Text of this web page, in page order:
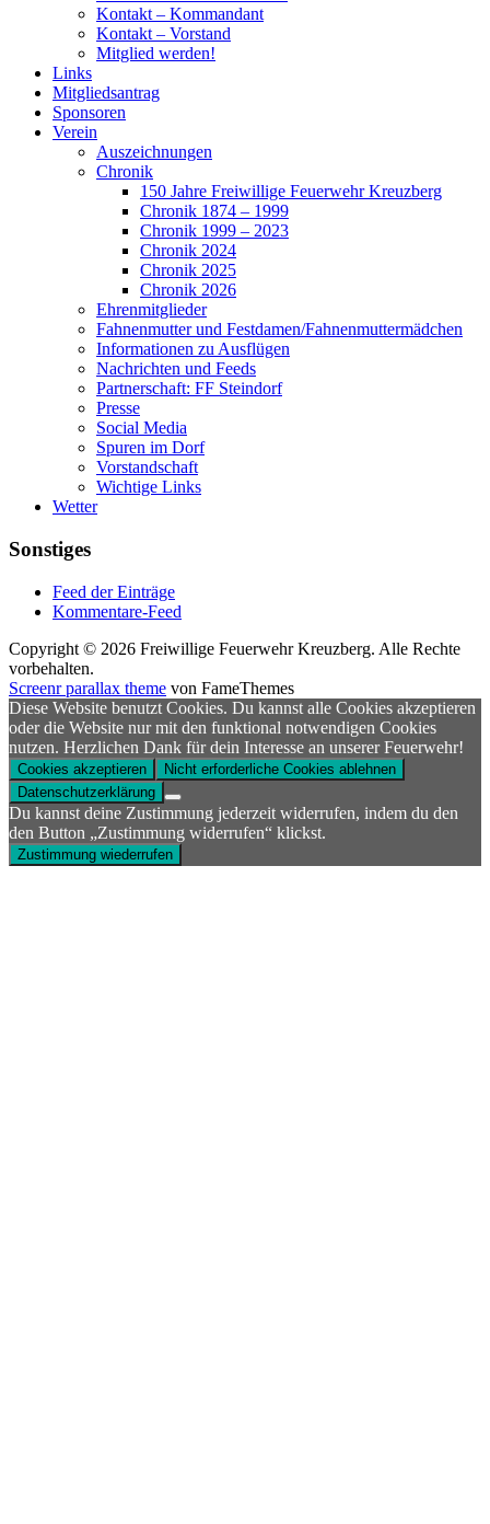
Kontakt – Kommandant
Kontakt – Vorstand
Mitglied werden!
Links
Mitgliedsantrag
Sponsoren
Verein
Auszeichnungen
Chronik
150 Jahre Freiwillige Feuerwehr Kreuzberg
Chronik 1874 – 1999
Chronik 1999 – 2023
Chronik 2024
Chronik 2025
Chronik 2026
Ehrenmitglieder
Fahnenmutter und Festdamen/Fahnenmuttermädchen
Informationen zu Ausflügen
Nachrichten und Feeds
Partnerschaft: FF Steindorf
Presse
Social Media
Spuren im Dorf
Vorstandschaft
Wichtige Links
Wetter
Sonstiges
Feed der Einträge
Kommentare-Feed
Copyright © 2026 Freiwillige Feuerwehr Kreuzberg. Alle Rechte
vorbehalten.
Screenr parallax theme von FameThemes
Diese Website benutzt Cookies. Du kannst alle Cookies akzeptieren
oder die Website nur mit den funktional notwendigen Cookies
nutzen. Herzlichen Dank für dein Interesse an unserer Feuerwehr!
Cookies akzeptieren
Nicht erforderliche Cookies ablehnen
Datenschutzerklärung
Du kannst deine Zustimmung jederzeit widerrufen, indem du den
den Button „Zustimmung widerrufen“ klickst.
Zustimmung wiederrufen